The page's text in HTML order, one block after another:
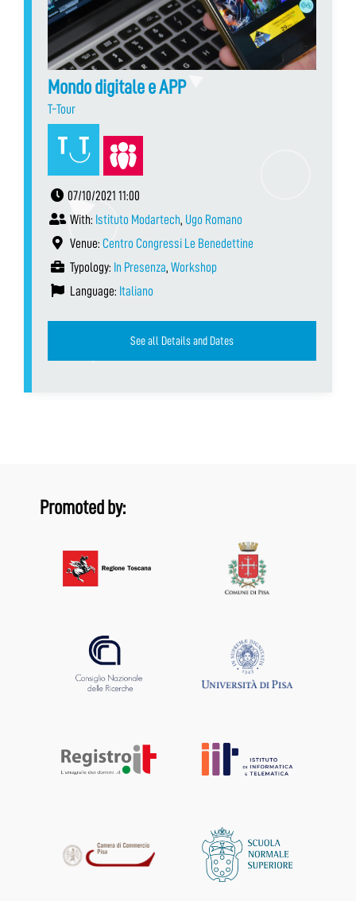
Mondo digitale e APP
T-Tour
07/10/2021 11:00
With: Istituto Modartech, Ugo Romano
Venue: Centro Congressi Le Benedettine
Typology: In Presenza, Workshop
Language: Italiano
See all Details and Dates
Promoted by: